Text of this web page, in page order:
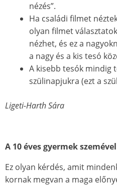
nézés”.
Ha családi filmet
olyan filmet
nézhet, és ez a
a nagy és a kis tesó
A kisebb tesók mindig
szülinapjukra (ezt a
Ligeti-Harth Sára
A 10 éves gyermek szemével
Ez olyan kérdés, amit
kornak megvan a maga